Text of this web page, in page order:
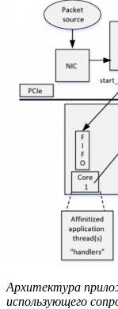
Архитектура
использующего